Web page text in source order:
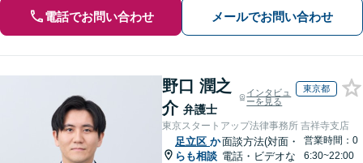
電話でお問い合わせ メールでお問い合わせ
野口 潤之
介 弁護士
インタビュ
ーを見る
東京都
東京スタートアップ法律事務所 吉祥寺支店
足立区 か
らも相談
面談方法(対面・
電話・ビデオな
営業時間：0
6:30~22:00